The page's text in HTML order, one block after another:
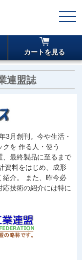
カートを見る
連盟誌
3月創刊。今や生活・
を 作る人・使う
、最終製品に至るまで
資料をはじめ、成形
紹介。 また、昨今必
技術の紹介には特に